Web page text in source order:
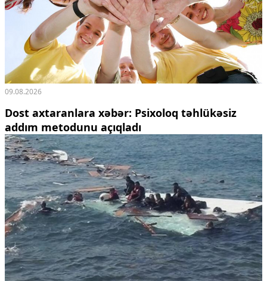
09.08.2026
Dost axtaranlara xəbər: Psixoloq təhlükəsiz
addım metodunu açıqladı